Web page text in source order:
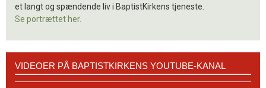
et langt og spændende liv i BaptistKirkens tjeneste.
Se portrættet her.
BaptistKirkens
VIDEOER PÅ BAPTISTKIRKENS YOUTUBE-KANAL